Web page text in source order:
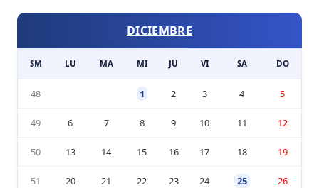
DICIEMBRE
SM LU MA MI JU VI SA DO
48 1 2 3 4 5
49 6 7 8 9 10 11 12
50 13 14 15 16 17 18 19
51 20 21 22 23 24 25 26